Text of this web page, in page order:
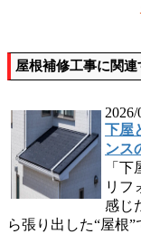
屋根補修工事に関
2026/
下屋
ンス
「
リフ
感じ
ら張り出した“屋根